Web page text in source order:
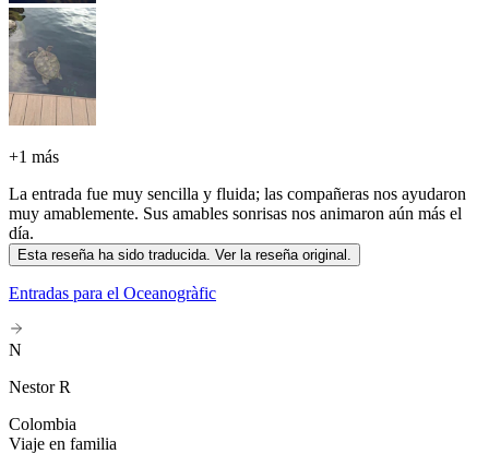
+1 más
La entrada fue muy sencilla y fluida; las compañeras nos ayudaron
muy amablemente. Sus amables sonrisas nos animaron aún más el
día.
Esta reseña ha sido traducida. Ver la reseña original.
Entradas para el Oceanogràfic
N
Nestor R
Colombia
Viaje en familia